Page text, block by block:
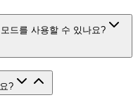
드를 사용할 수 있나요?
?